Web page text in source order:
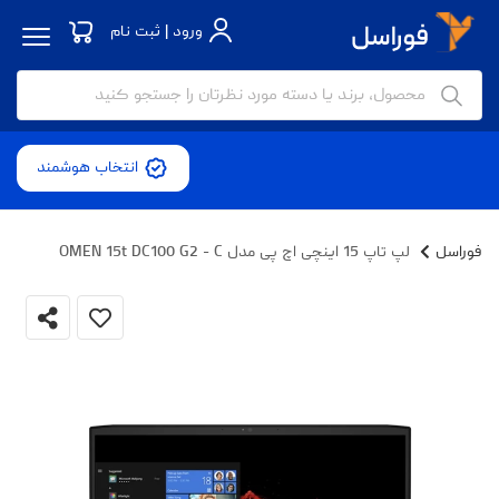
ورود | ثبت نام
انتخاب هوشمند
فوراسل لپ تاپ 15 اینچی اچ پی مدل OMEN 15t DC100 G2 - C